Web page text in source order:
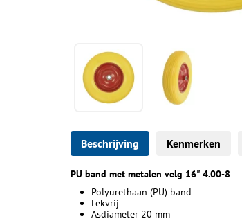
Beschrijving Kenmerken
PU band met metalen velg 16" 4.00-8
Polyurethaan (PU) band
Lekvrij
Asdiameter 20 mm